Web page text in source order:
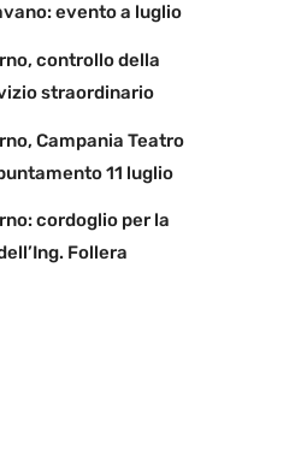
evento a luglio
controllo della
straordinario
Campania Teatro
11 luglio
cordoglio per la
Follera